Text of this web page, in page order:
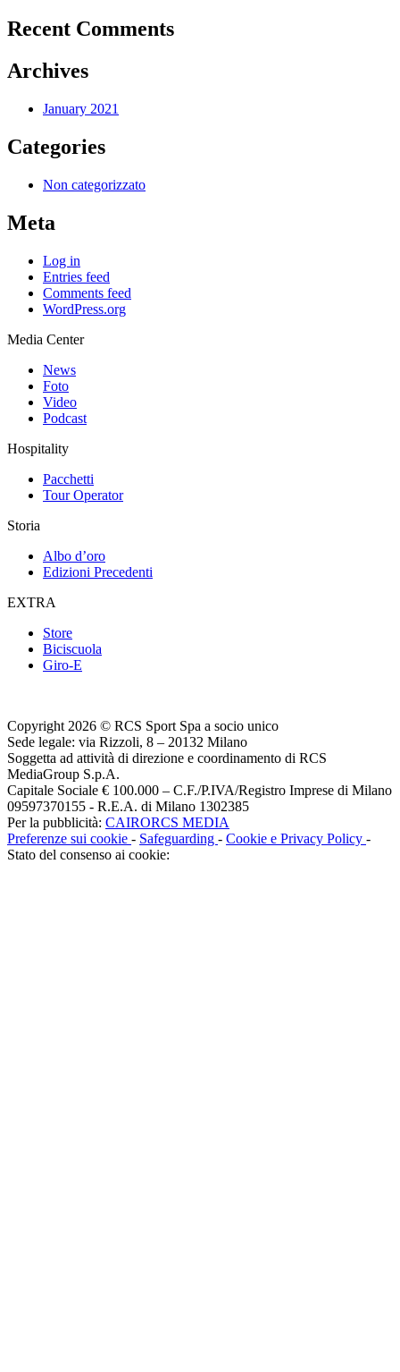
Recent Comments
Archives
January 2021
Categories
Non categorizzato
Meta
Log in
Entries feed
Comments feed
WordPress.org
Media Center
News
Foto
Video
Podcast
Hospitality
Pacchetti
Tour Operator
Storia
Albo d’oro
Edizioni Precedenti
EXTRA
Store
Biciscuola
Giro-E
Copyright 2026 © RCS Sport Spa a socio unico
Sede legale: via Rizzoli, 8 – 20132 Milano
Soggetta ad attività di direzione e coordinamento di RCS
MediaGroup S.p.A.
Capitale Sociale € 100.000 – C.F./P.IVA/Registro Imprese di Milano
09597370155 - R.E.A. di Milano 1302385
Per la pubblicità: CAIRORCS MEDIA
Preferenze sui cookie - Safeguarding - Cookie e Privacy Policy -
Stato del consenso ai cookie: